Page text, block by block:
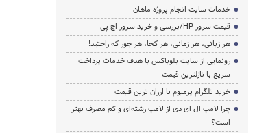
خدمات سایت انجام پروژه ماهان
قیمت سرور HP/بررسی و خرید سرور اچ پی
هر زبانی، هر زمانی، هر کجا، هر جور که راحتید!
رونمایی از سایت بلوباکس با هدف خدمات پرداخت
سریع با نازلترین قیمت
خرید تلگرام پرمیوم با ارزان ترین قیمت
چرا لامپ ال ای دی از لامپ رشته‌ای و کم مصرف بهتر
است؟